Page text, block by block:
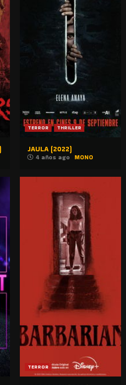
TERROR THRILLER
JAULA (2022)
4 años ago MONO
TERROR